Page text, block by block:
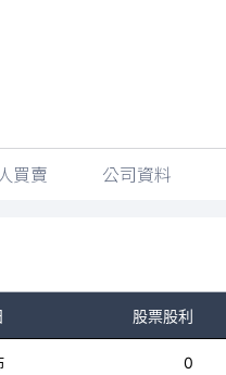
買賣 公司資料
股票股利
0